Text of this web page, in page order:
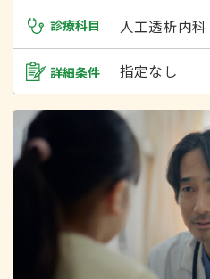
診療科目 人工透析内科
詳細条件 指定なし